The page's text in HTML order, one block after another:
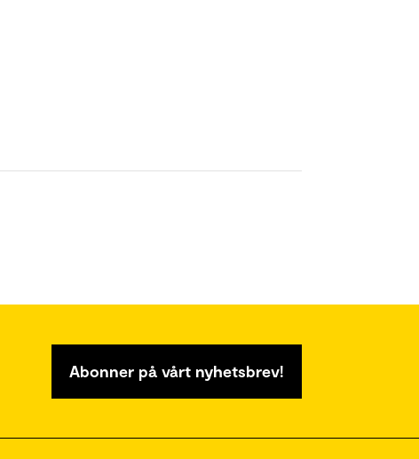
Abonner på vårt nyhetsbrev!